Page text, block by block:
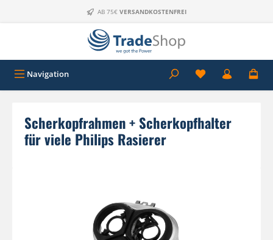
Zum Hauptinhalt springenAB 75€ VERSANDKOSTENFREI
Navigation
Scherkopfrahmen + Scherkopfhalter
für viele Philips Rasierer